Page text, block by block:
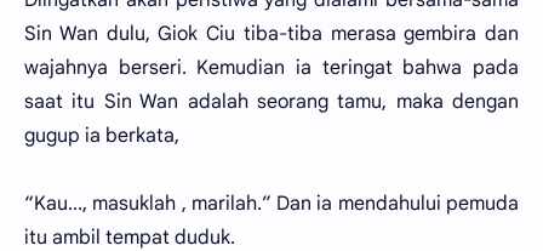
Sin Wan dulu, Giok Ciu tiba-tiba merasa gembira dan
wajahnya berseri. Kemudian ia teringat bahwa pada
saat itu Sin Wan adalah seorang tamu, maka dengan
gugup ia berkata,
“Kau..., masuklah , marilah.” Dan ia mendahului pemuda
itu ambil tempat duduk.